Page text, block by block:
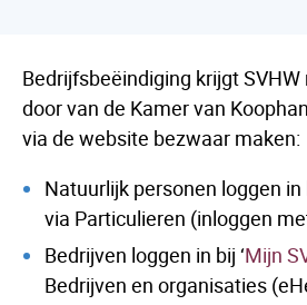
Bedrijfsbeëindiging krijgt
door van de Kamer van
via de website bezwaar maken:
Natuurlijk personen loggen in
via Particulieren (inloggen
Bedrijven loggen in bij ‘Mijn
Bedrijven en organisaties